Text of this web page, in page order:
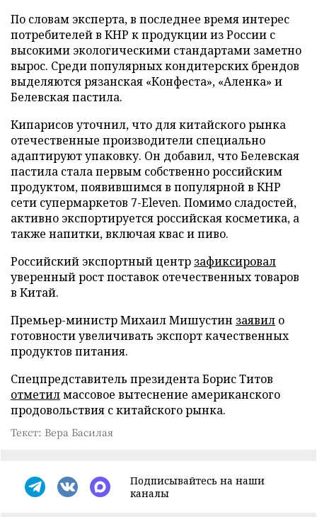
По словам эксперта, в последнее время интерес
потребителей в КНР к продукции из России с
высокими экологическими стандартами заметно
вырос. Среди популярных кондитерских брендов
выделяются рязанская «Конфеста», «Аленка» и
Белевская пастила.
Кипарисов уточнил, что для китайского рынка
отечественные производители специально
адаптируют упаковку. Он добавил, что Белевская
пастила стала первым собственно российским
продуктом, появившимся в популярной в КНР
сети супермаркетов 7-Eleven. Помимо сладостей,
активно экспортируется российская косметика, а
также напитки, включая квас и пиво.
Российский экспортный центр зафиксировал
уверенный рост поставок отечественных товаров
в Китай.
Премьер-министр Михаил Мишустин заявил о
готовности увеличивать экспорт качественных
продуктов питания.
Спецпредставитель президента Борис Титов
отметилмассовое вытеснение американского
продовольствия с китайского рынка.
Текст: Вера Басилая
Подписывайтесь на наши
каналы